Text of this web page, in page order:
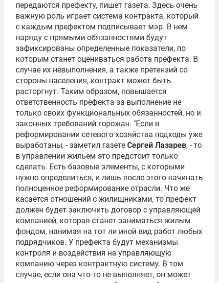
передаются префекту, пишет газета. Здесь очень
важную роль играет система контракта, который
с каждым префектом подписывает мэр. В нем
наряду с прямыми обязанностями будут
зафиксированы определенные показатели, по
которым станет оцениваться работа префекта. В
случае их невыполнения, а также претензий со
стороны населения, контракт может быть
расторгнут. Таким образом, повышается
ответственность префекта за выполнение не
только своих функциональных обязанностей, но и
законных требований горожан. "Если в
реформировании сетевого хозяйства подходы уже
выработаны, - заметил газете Сергей Лазарев, - то
в управлении жильем это предстоит только
сделать. Есть базовые элементы, с которыми
нужно определиться, и лишь после этого начинать
полноценное реформирование отрасли. Что же
касается отношений с жилищниками, то префект
должен будет заключить договор с управляющей
компанией, которая станет заниматься жилым
фондом, нанимая на тот ли иной вид работ любых
подрядчиков. У префекта будут механизмы
контроля и воздействия на управляющую
компанию через контрактную систему. В том
случае, если она что-то не выполняет, он может